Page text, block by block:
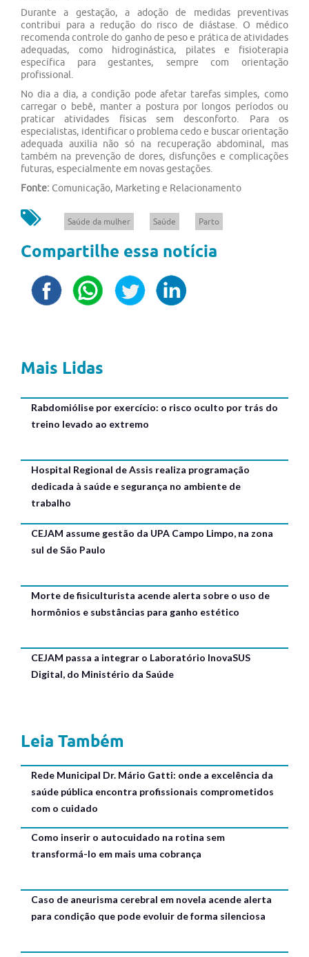
Durante a gestação, a adoção de medidas preventivas
contribui para a redução do risco de diástase. O médico
recomenda controle do ganho de peso e prática de atividades
adequadas, como hidroginástica, pilates e fisioterapia
específica para gestantes, sempre com orientação
profissional.
No dia a dia, a condição pode afetar tarefas simples, como
carregar o bebê, manter a postura por longos períodos ou
praticar atividades físicas sem desconforto. Para os
especialistas, identificar o problema cedo e buscar orientação
adequada auxilia não só na recuperação abdominal, mas
também na prevenção de dores, disfunções e complicações
futuras, especialmente em novas gestações.
Fonte: Comunicação, Marketing e Relacionamento
Saúde da mulher Saúde Parto
Compartilhe essa notícia
Mais Lidas
Rabdomiólise por exercício: o risco oculto por trás do
treino levado ao extremo
Hospital Regional de Assis realiza programação
dedicada à saúde e segurança no ambiente de
trabalho
CEJAM assume gestão da UPA Campo Limpo, na zona
sul de São Paulo
Morte de fisiculturista acende alerta sobre o uso de
hormônios e substâncias para ganho estético
CEJAM passa a integrar o Laboratório InovaSUS
Digital, do Ministério da Saúde
Leia Também
Rede Municipal Dr. Mário Gatti: onde a excelência da
saúde pública encontra profissionais comprometidos
com o cuidado
Como inserir o autocuidado na rotina sem
transformá-lo em mais uma cobrança
Caso de aneurisma cerebral em novela acende alerta
para condição que pode evoluir de forma silenciosa